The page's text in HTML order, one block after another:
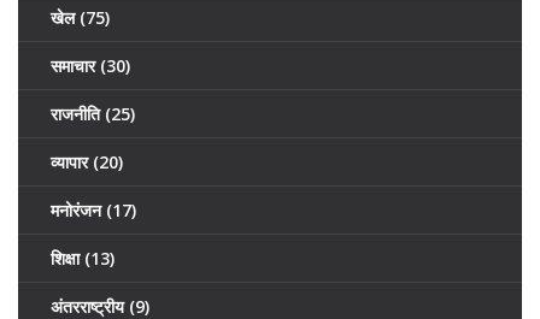
खेल (75)
समाचार (30)
राजनीति (25)
व्यापार (20)
मनोरंजन (17)
शिक्षा (13)
अंतरराष्ट्रीय (9)